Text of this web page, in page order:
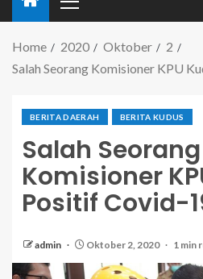
Home 2020 Oktober
2
Salah Seorang Komisioner KPU
BERITA DAERAH BERITA KUDUS
Salah Seorang
Komisioner
Positif Covid-
admin Oktober 2, 2020 1 min